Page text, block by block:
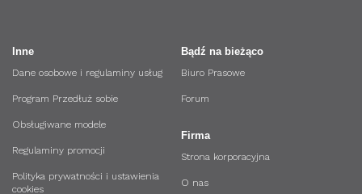
Bądź na bieżąco
Biuro Prasowe
Forum
Firma
Strona korporacyjna
O nas
Inne
Dane osobowe i regulaminy usług
Program Przedłuż sobie
Obsługiwane modele
Regulaminy promocji
Polityka prywatności i ustawienia
cookies